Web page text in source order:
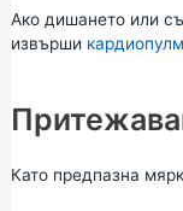
Ако дишането или
извърши
Като предпазна